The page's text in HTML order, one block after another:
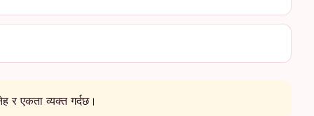
र एकता व्यक्त गर्दछ।